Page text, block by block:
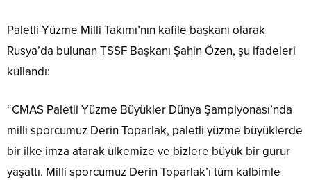
Paletli Yüzme Milli Takımı’nın kafile başkanı olarak
Rusya’da bulunan TSSF Başkanı Şahin Özen, şu ifadeleri
kullandı:
“CMAS Paletli Yüzme Büyükler Dünya Şampiyonası’nda
milli sporcumuz Derin Toparlak, paletli yüzme büyüklerde
bir ilke imza atarak ülkemize ve bizlere büyük bir gurur
yaşattı. Milli sporcumuz Derin Toparlak’ı tüm kalbimle